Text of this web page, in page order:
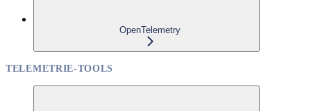
OpenTelemetry
TELEMETRIE-TOOLS